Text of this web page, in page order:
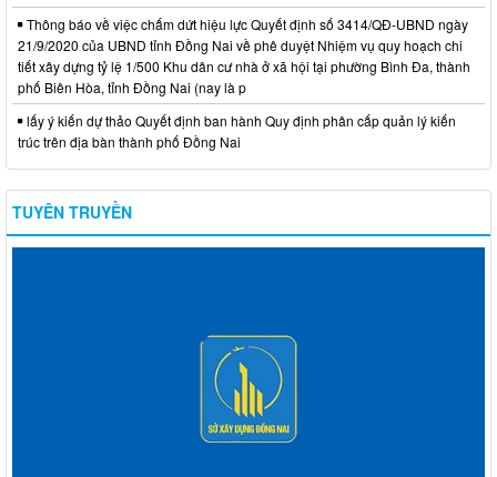
Thông báo về việc chấm dứt hiệu lực Quyết định số 3414/QĐ-UBND ngày
21/9/2020 của UBND tỉnh Đồng Nai về phê duyệt Nhiệm vụ quy hoạch chi
tiết xây dựng tỷ lệ 1/500 Khu dân cư nhà ở xã hội tại phường Bình Đa, thành
phố Biên Hòa, tỉnh Đồng Nai (nay là p
lấy ý kiến dự thảo Quyết định ban hành Quy định phân cấp quản lý kiến
trúc trên địa bàn thành phố Đồng Nai
TUYÊN TRUYỀN